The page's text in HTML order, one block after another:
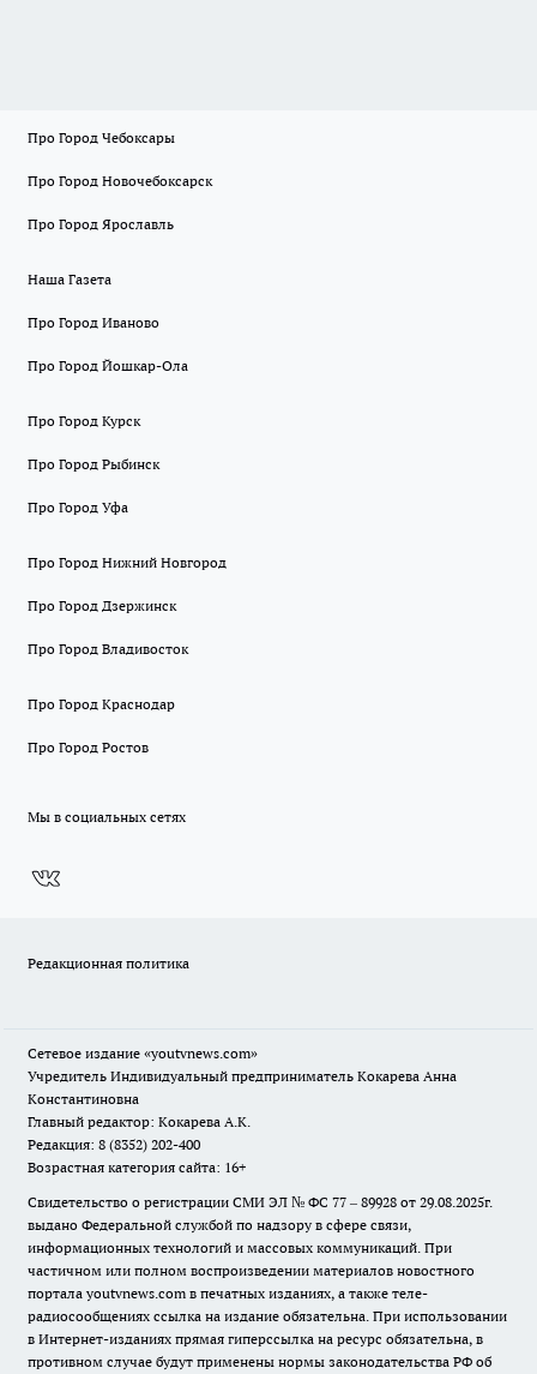
Про Город Чебоксары
Про Город Новочебоксарск
Про Город Ярославль
Наша Газета
Про Город Иваново
Про Город Йошкар-Ола
Про Город Курск
Про Город Рыбинск
Про Город Уфа
Про Город Нижний Новгород
Про Город Дзержинск
Про Город Владивосток
Про Город Краснодар
Про Город Ростов
Мы в социальных сетях
Редакционная политика
Сетевое издание «youtvnews.com»
Учредитель Индивидуальный предприниматель Кокарева Анна
Константиновна
Главный редактор: Кокарева А.К.
Редакция: 8 (8352) 202-400
Возрастная категория сайта: 16+
Свидетельство о регистрации СМИ ЭЛ № ФС 77 – 89928 от 29.08.2025г.
выдано Федеральной службой по надзору в сфере связи,
информационных технологий и массовых коммуникаций. При
частичном или полном воспроизведении материалов новостного
портала youtvnews.com в печатных изданиях, а также теле-
радиосообщениях ссылка на издание обязательна. При использовании
в Интернет-изданиях прямая гиперссылка на ресурс обязательна, в
противном случае будут применены нормы законодательства РФ об